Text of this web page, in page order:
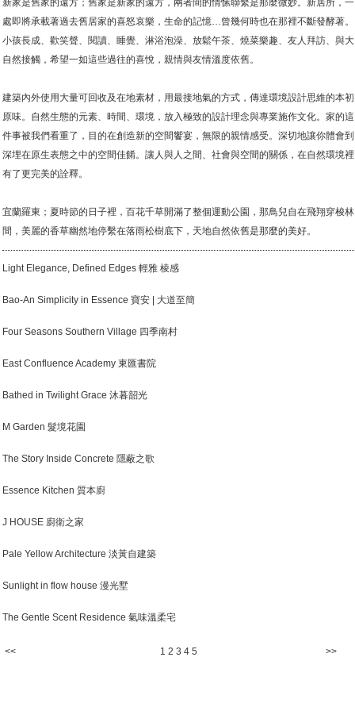
新家是舊家的遠方；舊家是新家的遠方，兩者間的情愫聯繫是那麼微妙。新居所，一
處即將承載著過去舊居家的喜怒哀樂，生命的記憶…曾幾何時也在那裡不斷發酵著。
小孩長成、歡笑聲、閱讀、睡覺、淋浴泡澡、放鬆午茶、燒菜樂趣、友人拜訪、與大
自然接觸，希望一如這些過往的喜悅，親情與友情溫度依舊。
建築內外使用大量可回收及在地素材，用最接地氣的方式，傳達環境設計思維的本初
原味。自然生態的元素、時間、環境，放入極致的設計理念與專業施作文化。家的這
件事被我們看重了，目的在創造新的空間饗宴，無限的親情感受。深切地讓你體會到
深埋在原生表態之中的空間佳餚。讓人與人之間、社會與空間的關係，在自然環境裡
有了更完美的詮釋。
宜蘭羅東；夏時節的日子裡，百花千草開滿了整個運動公園，那鳥兒自在飛翔穿梭林
間，美麗的香草幽然地停繫在落雨松樹底下，天地自然依舊是那麼的美好。
Light Elegance, Defined Edges 輕雅 棱感
Bao-An Simplicity in Essence 寶安 | 大道至簡
Four Seasons Southern Village 四季南村
East Confluence Academy 東匯書院
Bathed in Twilight Grace 沐暮韶光
M Garden 髮境花園
The Story Inside Concrete 隱蔽之歌
Essence Kitchen 質本廚
J HOUSE 廚衛之家
Pale Yellow Architecture 淡黃自建築
Sunlight in flow house 漫光墅
The Gentle Scent Residence 氣味溫柔宅
<< 1 2 3 4 5 >>